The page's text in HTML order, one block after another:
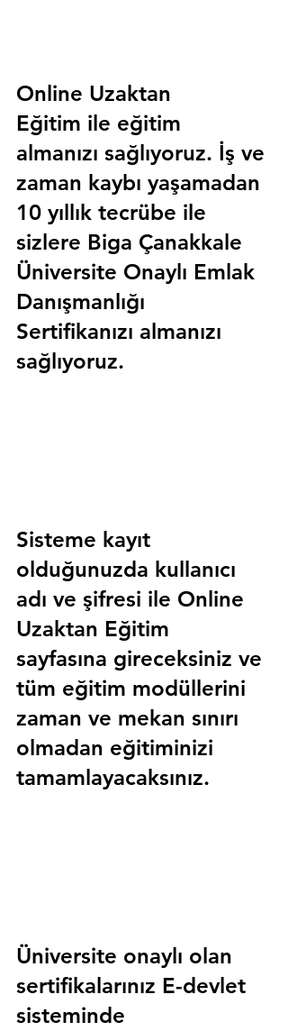
Online Uzaktan
Eğitim ile eğitim
almanızı sağlıyoruz. İş ve
zaman kaybı yaşamadan
10 yıllık tecrübe ile
sizlere Biga Çanakkale
Üniversite Onaylı Emlak
Danışmanlığı
Sertifikanızı almanızı
sağlıyoruz.
Sisteme kayıt
olduğunuzda kullanıcı
adı ve şifresi ile Online
Uzaktan Eğitim
sayfasına gireceksiniz ve
tüm eğitim modüllerini
zaman ve mekan sınırı
olmadan eğitiminizi
tamamlayacaksınız.
Üniversite onaylı olan
sertifikalarınız E-devlet
sisteminde